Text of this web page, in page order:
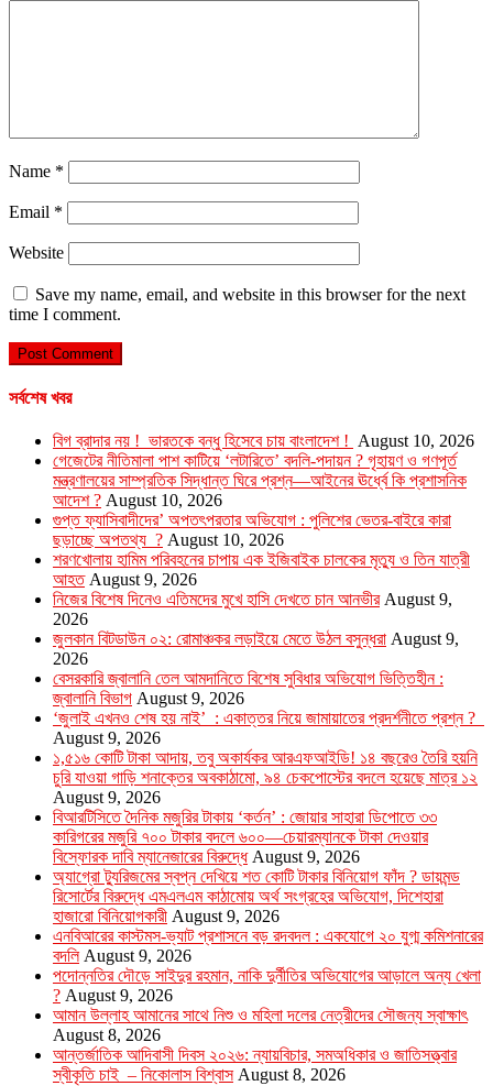
Name *
Email *
Website
Save my name, email, and website in this browser for the next
time I comment.
সর্বশেষ খবর
বিগ ব্রাদার নয় ! ভারতকে বন্ধু হিসেবে চায় বাংলাদেশ ! August 10, 2026
গেজেটের নীতিমালা পাশ কাটিয়ে ‘লটারিতে’ বদলি-পদায়ন ? গৃহায়ণ ও গণপূর্ত
মন্ত্রণালয়ের সাম্প্রতিক সিদ্ধান্ত ঘিরে প্রশ্ন—আইনের ঊর্ধ্বে কি প্রশাসনিক
আদেশ ? August 10, 2026
গুপ্ত ফ্যাসিবাদীদের’ অপতৎপরতার অভিযোগ : পুলিশের ভেতর-বাইরে কারা
ছড়াচ্ছে অপতথ্য ? August 10, 2026
শরণখোলায় হামিম পরিবহনের চাপায় এক ইজিবাইক চালকের মৃত্যু ও তিন যাত্রী
আহত August 9, 2026
নিজের বিশেষ দিনেও এতিমদের মুখে হাসি দেখতে চান আনভীর August 9,
2026
জুলকান বিটডাউন ০২: রোমাঞ্চকর লড়াইয়ে মেতে উঠল বসুন্ধরা August 9,
2026
বেসরকারি জ্বালানি তেল আমদানিতে বিশেষ সুবিধার অভিযোগ ভিত্তিহীন :
জ্বালানি বিভাগ August 9, 2026
‘জুলাই এখনও শেষ হয় নাই’ : একাত্তর নিয়ে জামায়াতের প্রদর্শনীতে প্রশ্ন ?
August 9, 2026
১,৫১৬ কোটি টাকা আদায়, তবু অকার্যকর আরএফআইডি! ১৪ বছরেও তৈরি হয়নি
চুরি যাওয়া গাড়ি শনাক্তের অবকাঠামো, ৯৪ চেকপোস্টের বদলে হয়েছে মাত্র ১২
August 9, 2026
বিআরটিসিতে দৈনিক মজুরির টাকায় ‘কর্তন’ : জোয়ার সাহারা ডিপোতে ৩৩
কারিগরের মজুরি ৭০০ টাকার বদলে ৬০০—চেয়ারম্যানকে টাকা দেওয়ার
বিস্ফোরক দাবি ম্যানেজারের বিরুদ্ধে August 9, 2026
অ্যাগ্রো ট্যুরিজমের স্বপ্ন দেখিয়ে শত কোটি টাকার বিনিয়োগ ফাঁদ ? ডায়মন্ড
রিসোর্টের বিরুদ্ধে এমএলএম কাঠামোয় অর্থ সংগ্রহের অভিযোগ, দিশেহারা
হাজারো বিনিয়োগকারী August 9, 2026
এনবিআরের কাস্টমস-ভ্যাট প্রশাসনে বড় রদবদল : একযোগে ২০ যুগ্ম কমিশনারের
বদলি August 9, 2026
পদোন্নতির দৌড়ে সাইদুর রহমান, নাকি দুর্নীতির অভিযোগের আড়ালে অন্য খেলা
? August 9, 2026
আমান উল্লাহ আমানের সাথে নিশু ও মহিলা দলের নেত্রীদের সৌজন্য স্বাক্ষাৎ
August 8, 2026
আন্তর্জাতিক আদিবাসী দিবস ২০২৬: ন্যায়বিচার, সমঅধিকার ও জাতিসত্ত্বার
স্বীকৃতি চাই – নিকোলাস বিশ্বাস August 8, 2026